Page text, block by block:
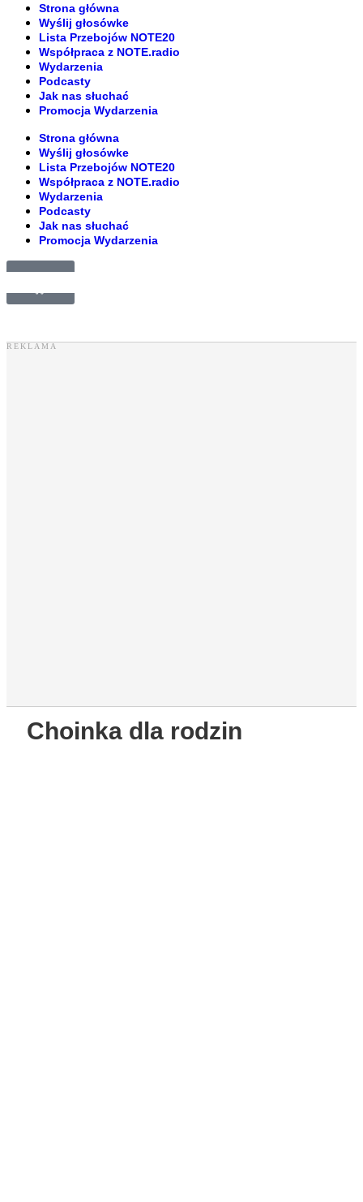
Strona główna
Wyślij głosówke
Lista Przebojów NOTE20
Współpraca z NOTE.radio
Wydarzenia
Podcasty
Jak nas słuchać
Promocja Wydarzenia
Strona główna
Wyślij głosówke
Lista Przebojów NOTE20
Współpraca z NOTE.radio
Wydarzenia
Podcasty
Jak nas słuchać
Promocja Wydarzenia
£0.00
Choinka dla rodzin